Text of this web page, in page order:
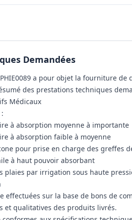
Demandées
a pour objet la fourniture
des prestations techniques
Médicaux
:
à absorption moyenne à importante
à absorption faible à moyenne
pour prise en charge des greffes
à haut pouvoir absorbant
plaies par irrigation sous haute
effectuées sur la base de bons de
et qualitatives des produits livrés.